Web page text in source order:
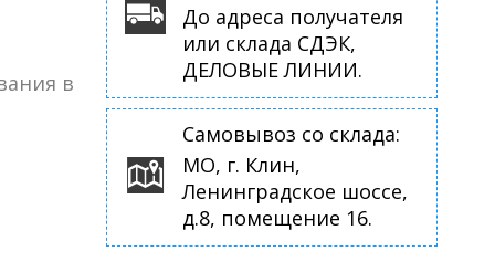
в
До адреса получателя
или склада СДЭК,
ДЕЛОВЫЕ ЛИНИИ.
Самовывоз со склада:
МО, г. Клин,
Ленинградское шоссе,
д.8, помещение 16.